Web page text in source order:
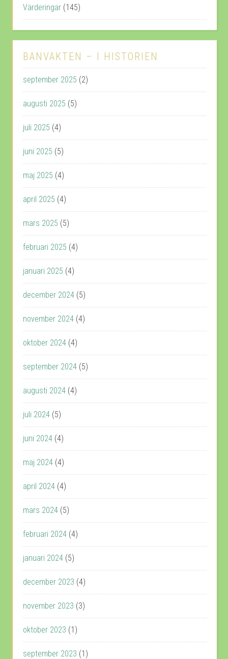
Värderingar (145)
BANVAKTEN – I HISTORIEN
september 2025 (2)
augusti 2025 (5)
juli 2025 (4)
juni 2025 (5)
maj 2025 (4)
april 2025 (4)
mars 2025 (5)
februari 2025 (4)
januari 2025 (4)
december 2024 (5)
november 2024 (4)
oktober 2024 (4)
september 2024 (5)
augusti 2024 (4)
juli 2024 (5)
juni 2024 (4)
maj 2024 (4)
april 2024 (4)
mars 2024 (5)
februari 2024 (4)
januari 2024 (5)
december 2023 (4)
november 2023 (3)
oktober 2023 (1)
september 2023 (1)